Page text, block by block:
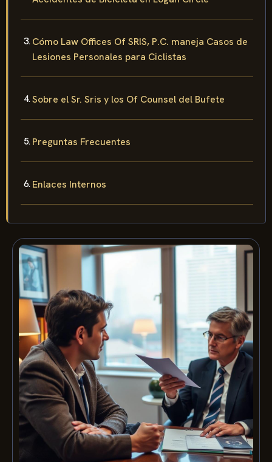
Accidentes de Bicicleta en Logan Circle
Cómo Law Offices Of SRIS, P.C. maneja Casos de
Lesiones Personales para Ciclistas
Sobre el Sr. Sris y los Of Counsel del Bufete
Preguntas Frecuentes